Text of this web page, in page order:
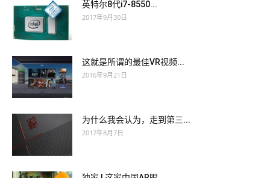
英特尔8代i7-8550...
2017年9月30日
这就是所谓的最佳VR视频...
2016年9月21日
为什么我会认为，走到第三...
2017年8月7日